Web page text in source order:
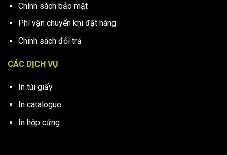
Chính sách bảo mật
Phí vận chuyển khi đặt hàng
Chính sách đổi trả
CÁC DỊCH VỤ
In túi giấy
In catalogue
In hộp cứng